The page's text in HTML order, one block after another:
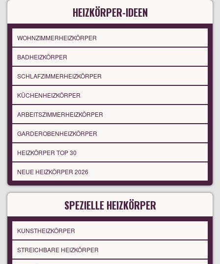
HEIZKÖRPER-IDEEN
WOHNZIMMERHEIZKÖRPER
BADHEIZKÖRPER
SCHLAFZIMMERHEIZKÖRPER
KÜCHENHEIZKÖRPER
ARBEITSZIMMERHEIZKÖRPER
GARDEROBENHEIZKÖRPER
HEIZKÖRPER TOP 30
NEUE HEIZKÖRPER 2026
SPEZIELLE HEIZKÖRPER
KUNSTHEIZKÖRPER
STREICHBARE HEIZKÖRPER